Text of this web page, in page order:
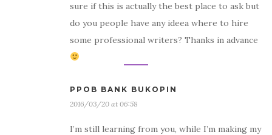
sure if this is actually the best place to ask but
do you people have any ideea where to hire
some professional writers? Thanks in advance
PPOB BANK BUKOPIN
2016/03/20 at 06:58
I’m still learning from you, while I’m making my